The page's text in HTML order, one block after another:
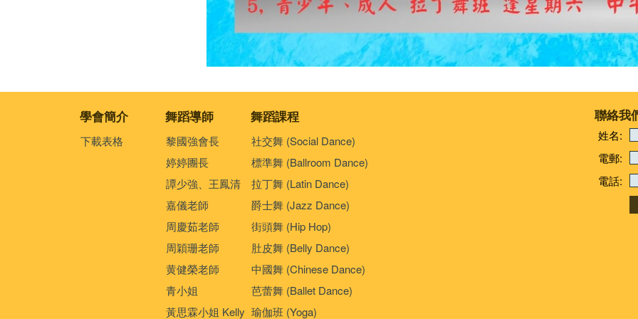
學會簡介 舞蹈導師 舞蹈課程
下載表格
黎國強會長
婷婷團長
譚少強、王鳳清
嘉儀老師
周慶茹老師
周穎珊老師
黄健榮老師
青小姐
黃思霖小姐 Kelly
社交舞 (Social Dance)
標準舞 (Ballroom Dance)
拉丁舞 (Latin Dance)
爵士舞 (Jazz Dance)
街頭舞 (Hip Hop)
肚皮舞 (Belly Dance)
中國舞 (Chinese Dance)
芭蕾舞 (Ballet Dance)
瑜伽班 (Yoga)
聯絡我
姓名:
電郵:
電話: